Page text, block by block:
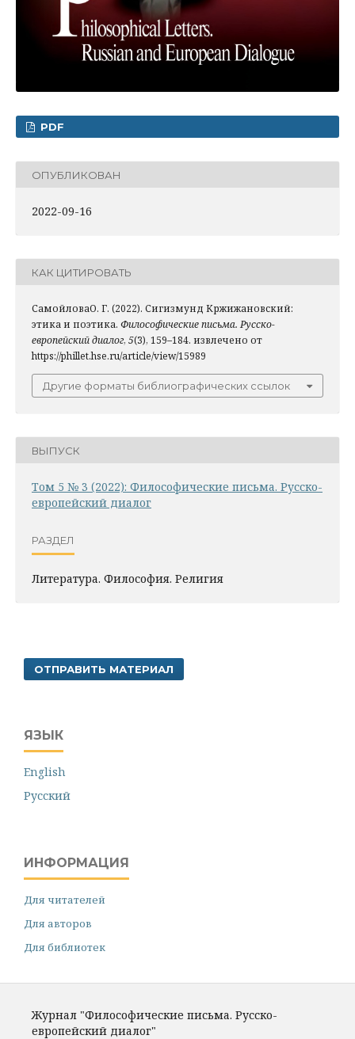
PDF
ОПУБЛИКОВАН
2022-09-16
КАК ЦИТИРОВАТЬ
СамойловаО. Г. (2022). Сигизмунд Кржижановский:
этика и поэтика. Философические письма. Русско-
европейский диалог, 5(3), 159–184. извлечено от
https://phillet.hse.ru/article/view/15989
Другие форматы библиографических ссылок
ВЫПУСК
Том 5 № 3 (2022): Философические письма. Русско-
европейский диалог
РАЗДЕЛ
Литература. Философия. Pелигия
ОТПРАВИТЬ МАТЕРИАЛ
ЯЗЫК
English
Русский
ИНФОРМАЦИЯ
Для читателей
Для авторов
Для библиотек
Журнал "Философические письма. Русско-
европейский диалог"